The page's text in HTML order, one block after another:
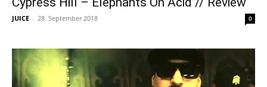
JUICE - 28. September 2018 0